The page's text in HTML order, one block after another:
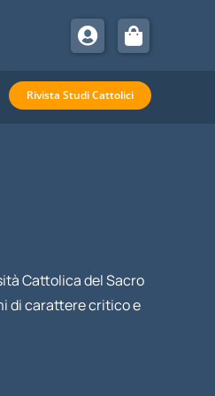
Rivista Studi Cattolici
Cattolica del Sacro
di carattere critico e